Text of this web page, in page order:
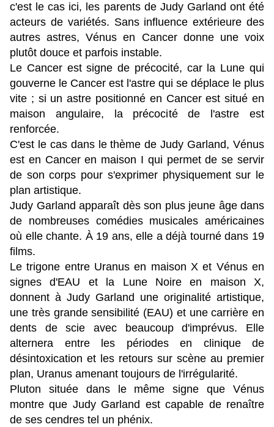
c'est le cas ici, les parents de Judy Garland ont été
acteurs de variétés. Sans influence extérieure des
autres astres, Vénus en Cancer donne une voix
plutôt douce et parfois instable.
Le Cancer est signe de précocité, car la Lune qui
gouverne le Cancer est l'astre qui se déplace le plus
vite ; si un astre positionné en Cancer est situé en
maison angulaire, la précocité de l'astre est
renforcée.
C'est le cas dans le thème de Judy Garland, Vénus
est en Cancer en maison I qui permet de se servir
de son corps pour s'exprimer physiquement sur le
plan artistique.
Judy Garland apparaît dès son plus jeune âge dans
de nombreuses comédies musicales américaines
où elle chante. À 19 ans, elle a déjà tourné dans 19
films.
Le trigone entre Uranus en maison X et Vénus en
signes d'EAU et la Lune Noire en maison X,
donnent à Judy Garland une originalité artistique,
une très grande sensibilité (EAU) et une carrière en
dents de scie avec beaucoup d'imprévus. Elle
alternera entre les périodes en clinique de
désintoxication et les retours sur scène au premier
plan, Uranus amenant toujours de l'irrégularité.
Pluton située dans le même signe que Vénus
montre que Judy Garland est capable de renaître
de ses cendres tel un phénix.